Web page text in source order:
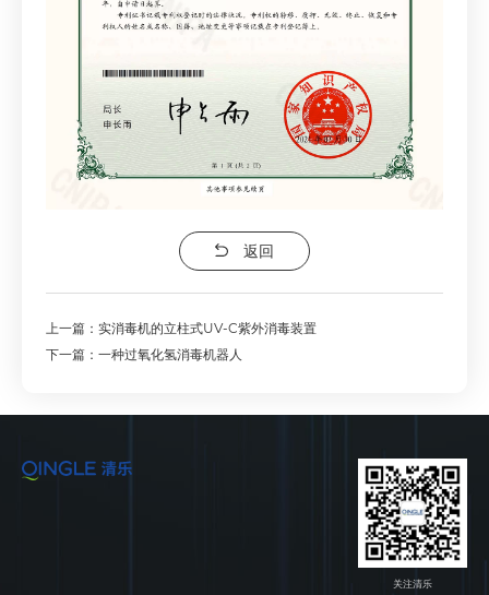
返回
上一篇：实消毒机的立柱式UV-C紫外消毒装置
下一篇：一种过氧化氢消毒机器人
关注清乐